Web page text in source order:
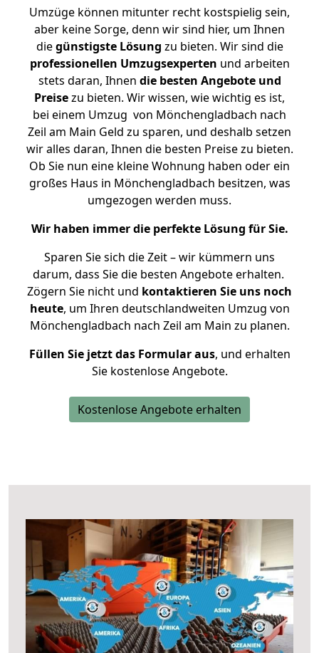
Umzüge können mitunter recht kostspielig sein,
aber keine Sorge, denn wir sind hier, um Ihnen
diegünstigste Lösung zu bieten. Wir sind die
professionellen Umzugsexperten und arbeiten
stets daran, Ihnen die besten Angebote und
Preisezu bieten. Wir wissen, wie wichtig es ist,
bei einem Umzug von Mönchengladbach nach
Zeil am Main Geld zu sparen, und deshalb setzen
wir alles daran, Ihnen die besten Preise zu bieten.
Ob Sie nun eine kleine Wohnung haben oder ein
großes Haus in Mönchengladbach besitzen, was
umgezogen werden muss.
Wir haben immer die perfekte Lösung für Sie.
Sparen Sie sich die Zeit – wir kümmern uns
darum, dass Sie die besten Angebote erhalten.
Zögern Sie nicht und kontaktieren Sie uns noch
heute, um Ihren deutschlandweiten Umzug von
Mönchengladbach nach Zeil am Main zu planen.
Füllen Sie jetzt das Formular aus, und erhalten
Sie kostenlose Angebote.
Kostenlose Angebote erhalten